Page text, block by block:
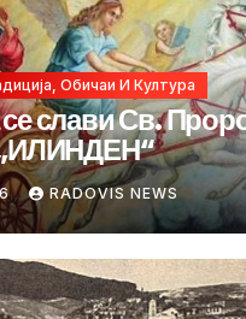
Обичаи И Култура
слави Св.
RADOVIS NEWS